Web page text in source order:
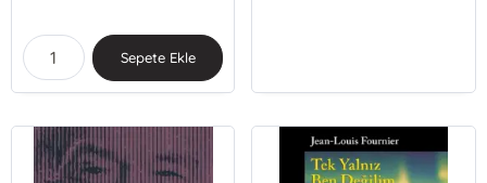
Sepete Ekle